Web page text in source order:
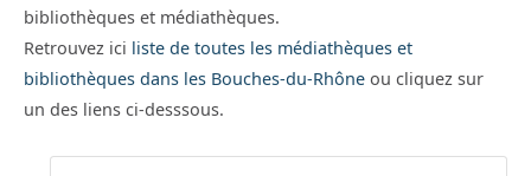
bibliothèques et médiathèques.
Retrouvez ici liste de toutes les médiathèques et
bibliothèques dans les Bouches-du-Rhône ou cliquez sur
un des liens ci-desssous.